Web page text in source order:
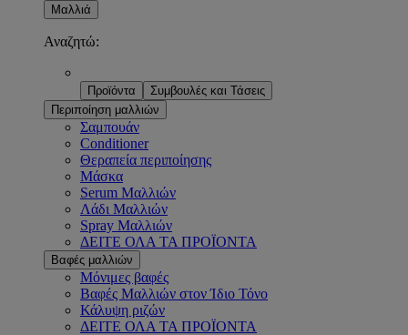
Μαλλιά
Αναζητώ:
Προϊόντα
Συμβουλές και Τάσεις
Περιποίηση μαλλιών
Σαμπουάν
Conditioner
Θεραπεία περιποίησης
Μάσκα
Serum Μαλλιών
Λάδι Μαλλιών
Spray Μαλλιών
ΔΕΙΤΕ ΟΛΑ ΤΑ ΠΡΟΪΟΝΤΑ
Βαφές μαλλιών
Μόνιμες βαφές
Βαφές Μαλλιών στον Ίδιο Τόνο
Κάλυψη ριζών
ΔΕΙΤΕ ΟΛΑ ΤΑ ΠΡΟΪΟΝΤΑ